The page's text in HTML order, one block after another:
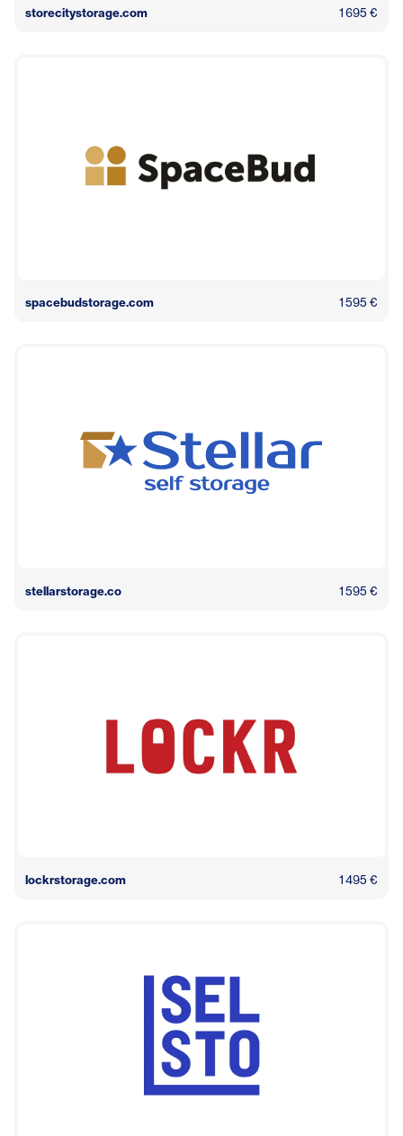
storecitystorage.com 1 695 €
spacebudstorage.com 1 595 €
stellarstorage.co 1 595 €
lockrstorage.com 1 495 €